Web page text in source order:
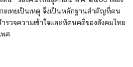
ะเทยเป็นเหตุ จึงเป็นหลักฐานสำคัญที่คน
รวจความเข้าใจและทัศนคติของสังคมไทย
ศ